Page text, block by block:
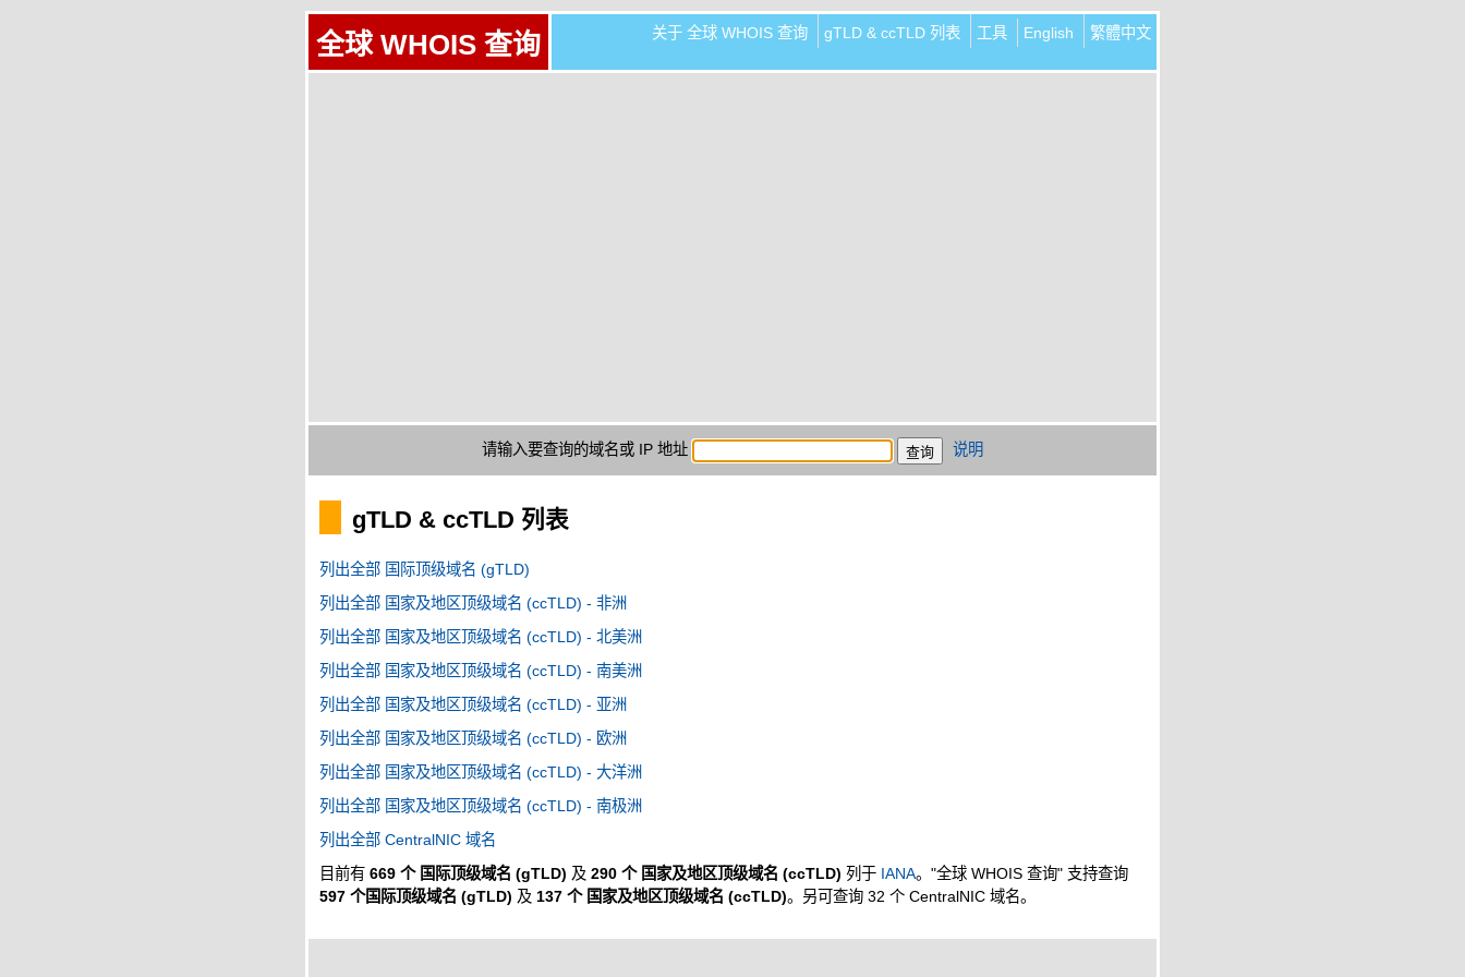
全球 WHOIS 查询 关于 全球 WHOIS 查询 gTLD & ccTLD 列表 工具 English 繁體中文
请输入要查询的域名或 IP 地址 说明
gTLD & ccTLD 列表
列出全部 国际顶级域名 (gTLD)
列出全部 国家及地区顶级域名 (ccTLD) - 非洲
列出全部 国家及地区顶级域名 (ccTLD) - 北美洲
列出全部 国家及地区顶级域名 (ccTLD) - 南美洲
列出全部 国家及地区顶级域名 (ccTLD) - 亚洲
列出全部 国家及地区顶级域名 (ccTLD) - 欧洲
列出全部 国家及地区顶级域名 (ccTLD) - 大洋洲
列出全部 国家及地区顶级域名 (ccTLD) - 南极洲
列出全部 CentralNIC 域名
目前有 669 个 国际顶级域名 (gTLD) 及 290 个 国家及地区顶级域名 (ccTLD) 列于 IANA。"全球 WHOIS 查询" 支持查询
597 个国际顶级域名 (gTLD) 及 137 个 国家及地区顶级域名 (ccTLD)。另可查询 32 个 CentralNIC 域名。